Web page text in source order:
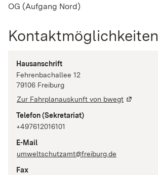
OG (Aufgang Nord)
Kontaktmöglichkeiten
Hausanschrift
Fehrenbachallee 12
79106 Freiburg
Zur Fahrplanauskunft von bwegt
Telefon(Sekretariat)
+497612016101
E-Mail
umweltschutzamt@freiburg.de
Fax